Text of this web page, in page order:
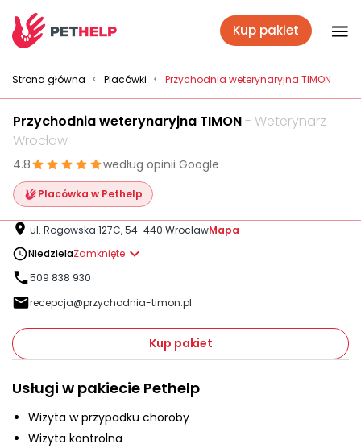
+48 790 277 277
Pakiety weterynaryjne
Ubezpieczenie psa i kota
Benefit dla firm
O nas
Placówki
Zaloguj się
Kup pakiet
Strona główna < Placówki < Przychodnia weterynaryjna TIMON
Przychodnia weterynaryjna TIMON- Weterynarz
Wrocław
4.8 według opinii Google
Placówka w Pethelp
ul. Rogowska 127C, 54-440 WrocławMapa
NiedzielaZamknięte
509 838 930
recepcja@przychodnia-timon.pl
Kup pakiet
Usługi w pakiecie Pethelp
Wizyta w przypadku choroby
Wizyta kontrolna